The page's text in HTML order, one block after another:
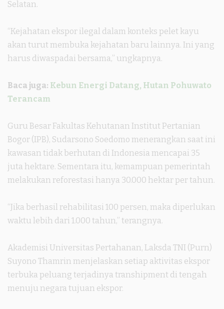
Selatan.
“Kejahatan ekspor ilegal dalam konteks pelet kayu
akan turut membuka kejahatan baru lainnya. Ini yang
harus diwaspadai bersama,” ungkapnya.
Baca juga: Kebun Energi Datang, Hutan Pohuwato
Terancam
Guru Besar Fakultas Kehutanan Institut Pertanian
Bogor (IPB), Sudarsono Soedomo menerangkan saat ini
kawasan tidak berhutan di Indonesia mencapai 35
juta hektare. Sementara itu, kemampuan pemerintah
melakukan reforestasi hanya 30.000 hektar per tahun.
“Jika berhasil rehabilitasi 100 persen, maka diperlukan
waktu lebih dari 1.000 tahun,” terangnya.
Akademisi Universitas Pertahanan, Laksda TNI (Purn)
Suyono Thamrin menjelaskan setiap aktivitas ekspor
terbuka peluang terjadinya transhipment di tengah
menuju negara tujuan ekspor.